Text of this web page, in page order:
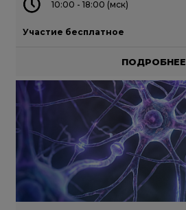
10:00 - 18:00 (мск)
Участие бесплатное
ПОДРОБНЕЕ